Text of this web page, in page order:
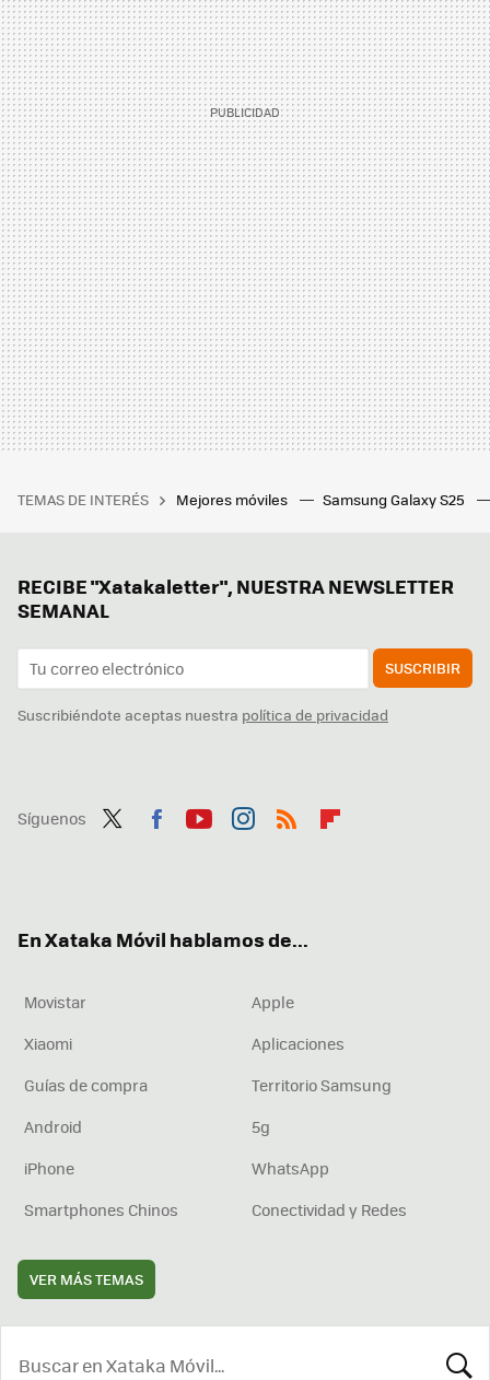
TEMAS DE INTERÉS Mejores móviles Samsung Galaxy S25
RECIBE "Xatakaletter", NUESTRA NEWSLETTER
SEMANAL
SUSCRIBIR
Suscribiéndote aceptas nuestra política de privacidad
Síguenos
En Xataka Móvil hablamos de...
Movistar
Apple
Xiaomi
Aplicaciones
Guías de compra
Territorio Samsung
Android
5g
iPhone
WhatsApp
Smartphones Chinos
Conectividad y Redes
VER MÁS TEMAS